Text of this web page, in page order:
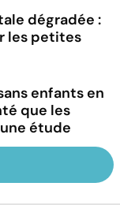
dégradée :
les petites
enfants en
que les
étude